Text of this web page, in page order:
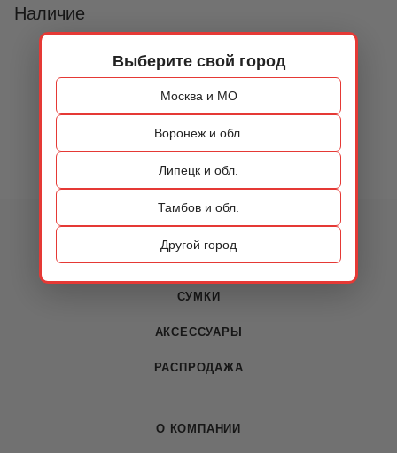
Выберите свой город
Москва и МО
Воронеж и обл.
Липецк и обл.
Тамбов и обл.
Другой город
Наличие
КАТАЛОГ
ОБУВЬ
СУМКИ
АКСЕССУАРЫ
РАСПРОДАЖА
О КОМПАНИИ